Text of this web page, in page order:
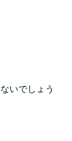
を徹底解
お得な返済
いでしょう